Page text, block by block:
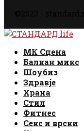
Facebook
Instagram
Email
Rss
МК Сцена
Балкан микс
Шоубиз
Здравје
Храна
Стил
Фитнес
Секс и врски